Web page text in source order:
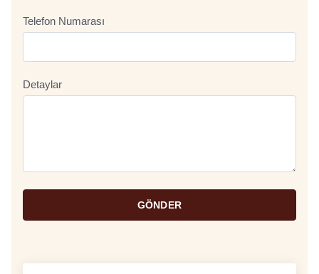
Telefon Numarası
Detaylar
GÖNDER